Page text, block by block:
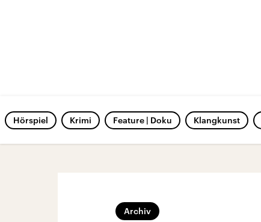
Hörspiel Krimi Feature | Doku Klangkunst
Archiv